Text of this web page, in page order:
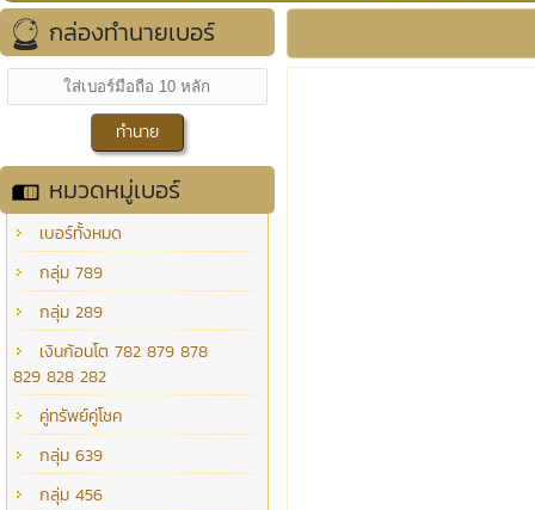
กล่องทำนายเบอร์
หมวดหมู่เบอร์
เบอร์ทั้งหมด
กลุ่ม 789
กลุ่ม 289
เงินก้อนโต 782 879 878
829 828 282
คู่ทรัพย์คู่โชค
กลุ่ม 639
กลุ่ม 456